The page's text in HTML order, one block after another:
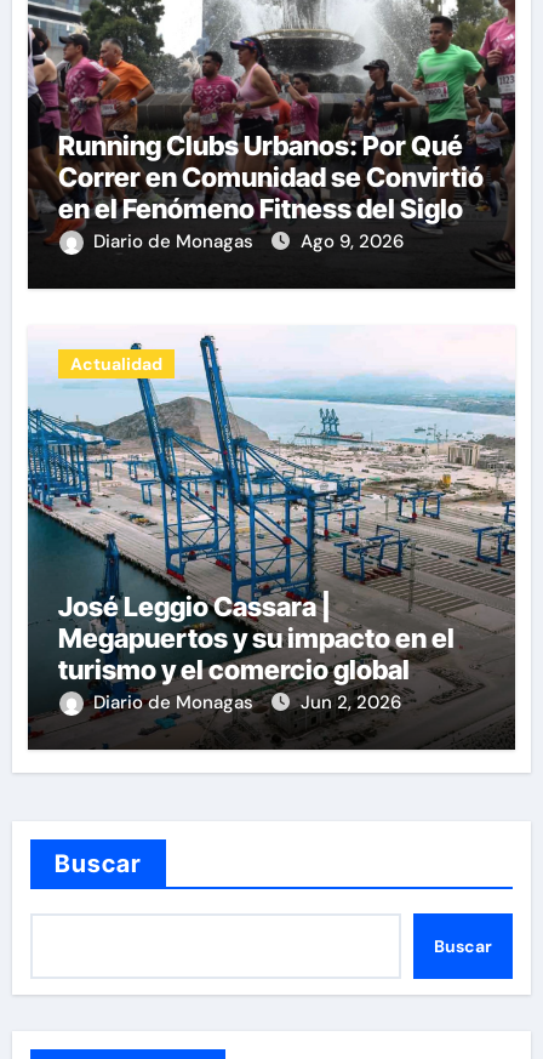
Running Clubs Urbanos: Por Qué
Correr en Comunidad se Convirtió
en el Fenómeno Fitness del Siglo
XXI por Herman Pocaterra
Diario de Monagas Ago 9, 2026
Actualidad
José Leggio Cassara |
Megapuertos y su impacto en el
turismo y el comercio global
Diario de Monagas Jun 2, 2026
Buscar
Buscar